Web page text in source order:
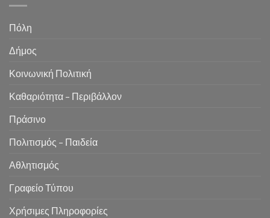
Πόλη
Δήμος
Κοινωνική Πολιτική
Καθαριότητα – Περιβάλλον
Πράσινο
Πολιτισμός – Παιδεία
Αθλητισμός
Γραφείο Τύπου
Χρήσιμες Πληροφορίες